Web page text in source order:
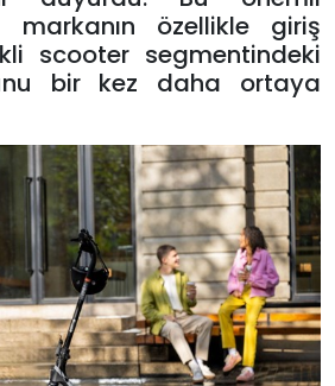
markanın özellikle giriş
scooter segmentindeki
bir kez daha ortaya